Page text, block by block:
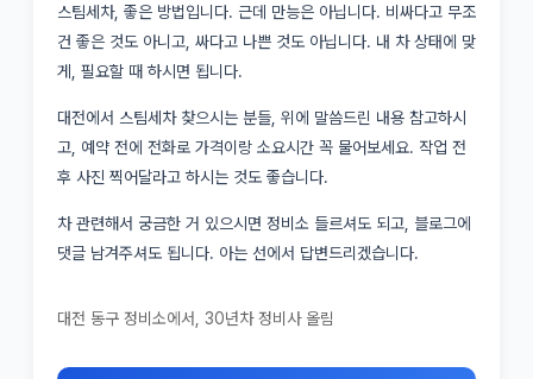
스팀세차, 좋은 방법입니다. 근데 만능은 아닙니다. 비싸다고 무조
건 좋은 것도 아니고, 싸다고 나쁜 것도 아닙니다. 내 차 상태에 맞
게, 필요할 때 하시면 됩니다.
대전에서 스팀세차 찾으시는 분들, 위에 말씀드린 내용 참고하시
고, 예약 전에 전화로 가격이랑 소요시간 꼭 물어보세요. 작업 전
후 사진 찍어달라고 하시는 것도 좋습니다.
차 관련해서 궁금한 거 있으시면 정비소 들르셔도 되고, 블로그에
댓글 남겨주셔도 됩니다. 아는 선에서 답변드리겠습니다.
대전 동구 정비소에서, 30년차 정비사 올림